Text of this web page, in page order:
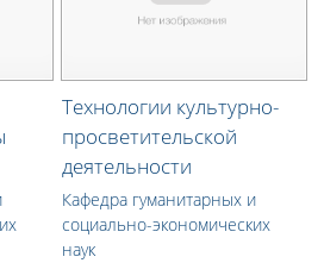
Технологии культурно-
просветительской
деятельности
Кафедра гуманитарных и
социально-экономических
наук